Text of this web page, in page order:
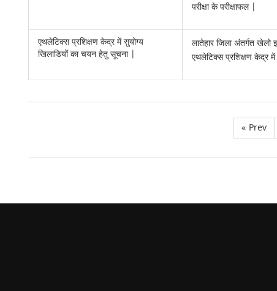
परीक्षा के परीक्षाफल |
एथलेटिक्स प्रशिक्षण केद्र में सुयोग्य
खिलाडियों का चयन हेतु सूचना |
लातेहार जिला अंतर्गत
एथलेटिक्स प्रशिक्षण केद्र
« Prev